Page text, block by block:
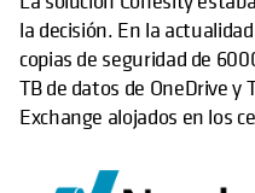
la decisión. En la
copias de seguridad de
TB de datos de OneDrive y
Exchange alojados en los